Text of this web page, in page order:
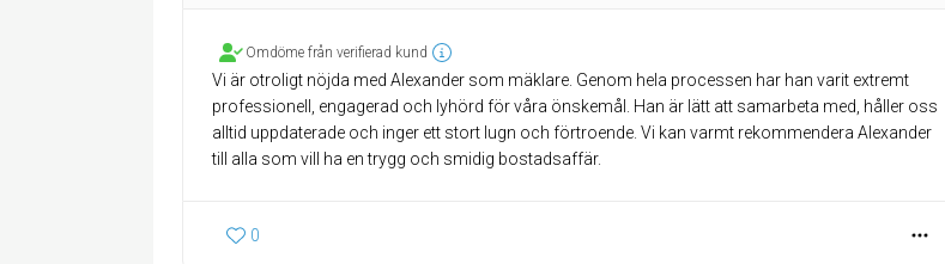
Omdöme från verifierad kund
Vi är otroligt nöjda med Alexander som mäklare. Genom hela processen har han varit extremt
professionell, engagerad och lyhörd för våra önskemål. Han är lätt att samarbeta med, håller oss
alltid uppdaterade och inger ett stort lugn och förtroende. Vi kan varmt rekommendera Alexander
till alla som vill ha en trygg och smidig bostadsaffär.
0